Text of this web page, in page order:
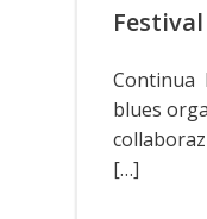
Festival
Continua
blues
[…]